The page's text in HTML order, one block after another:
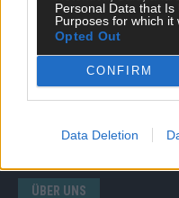
Personal Data that
Purposes for which it
Opted Out
CONFIRM
Data Deletion
FLASH – DAS VIDEOPORTAL
ÜBER UNS